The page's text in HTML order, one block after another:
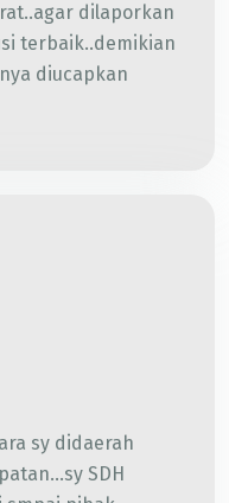
dilaporkan
terbaik..demikian
diucapkan
sy didaerah
SDH